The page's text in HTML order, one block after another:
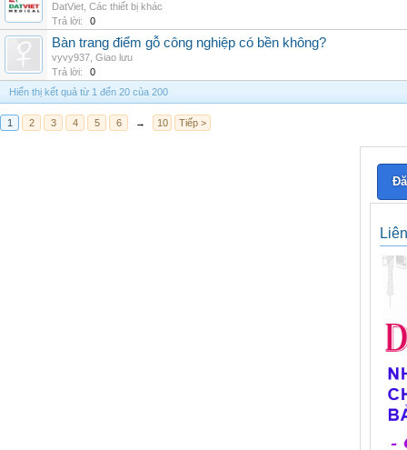
DatViet Các thiết bị khác
Trả lời:
0
Bàn trang điểm gỗ công nghiệp có bền không?
vyvy937 Giao lưu
Trả lời:
0
Hiển thị kết quả từ 1 đến 20 của 200
1 2 3 4 5 6 → 10 Tiếp >